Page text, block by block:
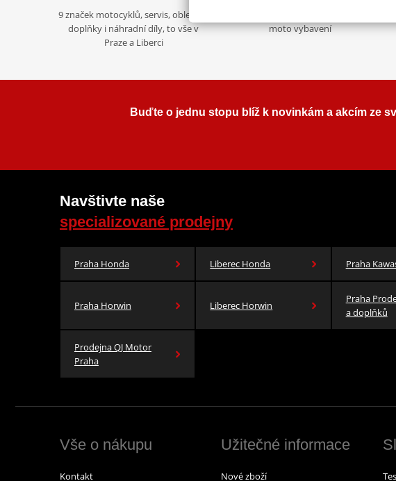
9 značek motocyklů, servis, oblečení,
doplňky i náhradní díly, to vše v
Praze a Liberci
moto vybavení
Buďte o jednu stopu blíž k novinkám a akcím ze
Navštivte naše
specializované prodejny
Praha Honda Liberec Honda Praha
Praha Horwin Liberec Horwin
Praha
a doplňků
Prodejna QJ Motor
Praha
Vše o nákupu
Kontakt
Užitečné informace
Nové zboží